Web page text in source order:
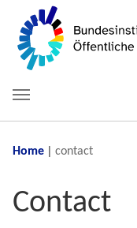
You are here:
Home contact
Contact